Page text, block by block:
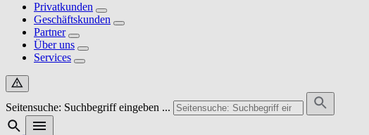
Privatkunden
Geschäftskunden
Partner
Über uns
Services
Seitensuche: Suchbegriff eingeben ...